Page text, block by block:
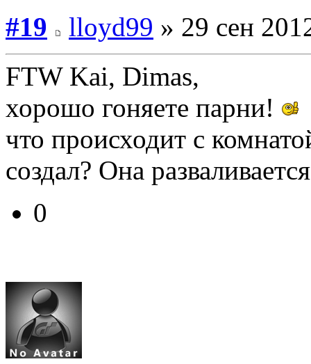
#19
lloyd99 » 29 сен
FTW Kai, Dimas,
хорошо гоняете парни!
что происходит с
создал? Она
0